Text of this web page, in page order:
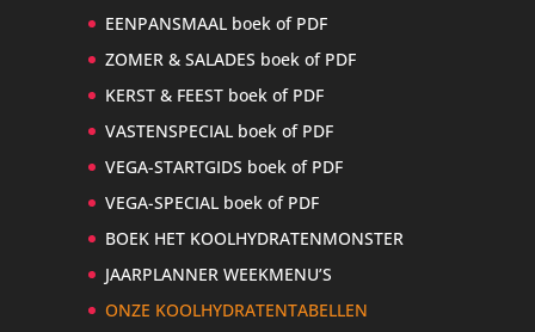
EENPANSMAAL boek of PDF
ZOMER & SALADES boek of PDF
KERST & FEEST boek of PDF
VASTENSPECIAL boek of PDF
VEGA-STARTGIDS boek of PDF
VEGA-SPECIAL boek of PDF
BOEK HET KOOLHYDRATENMONSTER
JAARPLANNER WEEKMENU’S
ONZE KOOLHYDRATENTABELLEN